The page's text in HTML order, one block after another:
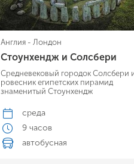
Англия - Лондон
Стоунхендж и Солсбери
Средневековый городок Солсбери
ровесник египетских пирамид
знаменитый Стоунхендж
среда
9 часов
автобусная